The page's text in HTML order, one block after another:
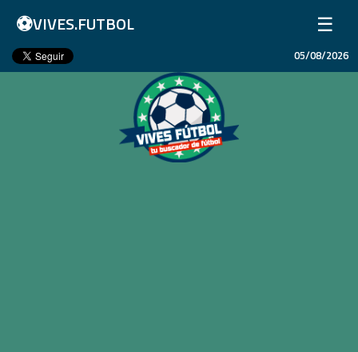
⚽VIVES.FUTBOL ☰
Inicio
05/08/2026